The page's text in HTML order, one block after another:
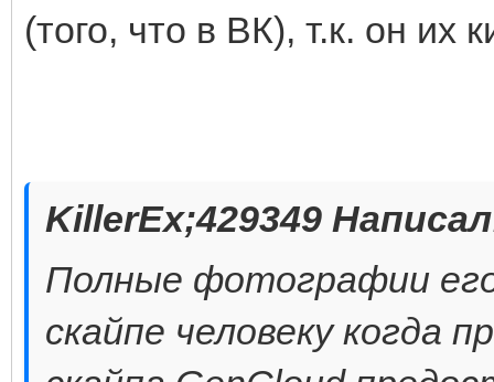
(того, что в ВК), т.к. он их
KillerEx;429349
Полные фотографии
скайпе человеку когда